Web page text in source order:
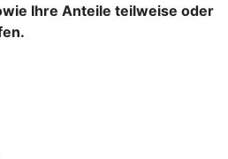
Ihre Anteile teilweise oder